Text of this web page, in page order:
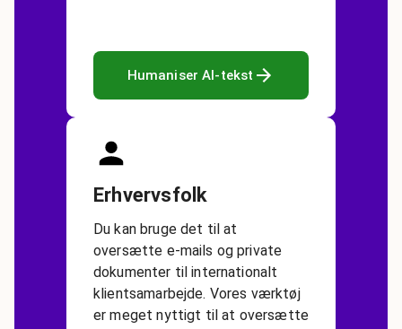
Humaniser AI-tekst
Erhvervsfolk
Du kan bruge det til at
oversætte e-mails og private
dokumenter til internationalt
klientsamarbejde. Vores værktøj
er meget nyttigt til at oversætte